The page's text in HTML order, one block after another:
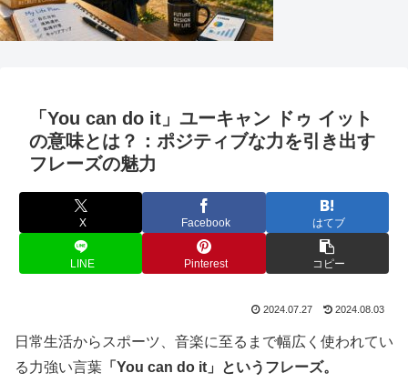
「You can do it」ユーキャン ドゥ イット
の意味とは？：ポジティブな力を引き出す
フレーズの魅力
X Facebook はてブ
LINE Pinterest コピー
2024.07.27 2024.08.03
日常生活からスポーツ、音楽に至るまで幅広く使われてい
る力強い言葉 「You can do it」というフレーズ。